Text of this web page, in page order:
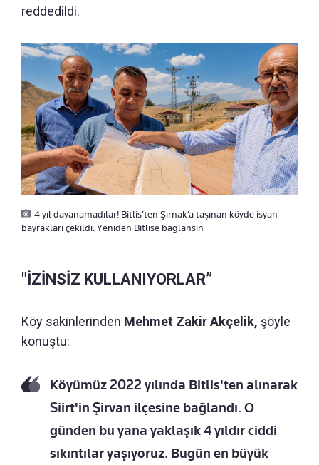
reddedildi.
4 yıl dayanamadılar! Bitlis’ten Şırnak’a taşınan köyde isyan
bayrakları çekildi: Yeniden Bitlise bağlansın
"İZİNSİZ KULLANIYORLAR”
Köy sakinlerinden Mehmet Zakir Akçelik, şöyle
konuştu:
Köyümüz 2022 yılında Bitlis'ten alınarak
Siirt'in Şirvan ilçesine bağlandı. O
günden bu yana yaklaşık 4 yıldır ciddi
sıkıntılar yaşıyoruz. Bugün en büyük